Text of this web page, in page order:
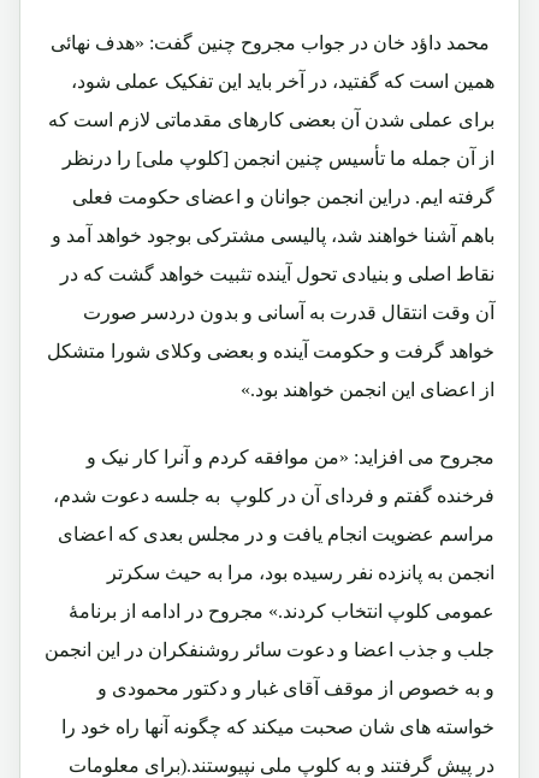
محمد داؤد خان در جواب مجروح چنین گفت: «هدف نهائی
همین است که گفتید، در آخر باید این تفکیک عملی شود،
برای عملی شدن آن بعضی کارهای مقدماتی لازم است که
از آن جمله ما تأسیس چنین انجمن [کلوپ ملی] را درنظر
گرفته ایم. دراین انجمن جوانان و اعضای حکومت فعلی
باهم آشنا خواهند شد، پالیسی مشترکی بوجود خواهد آمد و
نقاط اصلی و بنیادی تحول آینده تثبیت خواهد گشت که در
آن وقت انتقال قدرت به آسانی و بدون دردسر صورت
خواهد گرفت و حکومت آینده و بعضی وکلای شورا متشکل
از اعضای این انجمن خواهند بود.»
مجروح می افزاید: «من موافقه کردم و آنرا کار نیک و
فرخنده گفتم و فردای آن در کلوپ به جلسه دعوت شدم،
مراسم عضویت انجام یافت و در مجلس بعدی که اعضای
انجمن به پانزده نفر رسیده بود، مرا به حیث سکرتر
عمومی کلوپ انتخاب کردند.» مجروح در ادامه از برنامۀ
جلب و جذب اعضا و دعوت سائر روشنفکران در این انجمن
و به خصوص از موقف آقای غبار و دکتور محمودی و
خواسته های شان صحبت میکند که چگونه آنها راه خود را
در پیش گرفتند و به کلوپ ملی نپیوستند.(برای معلومات